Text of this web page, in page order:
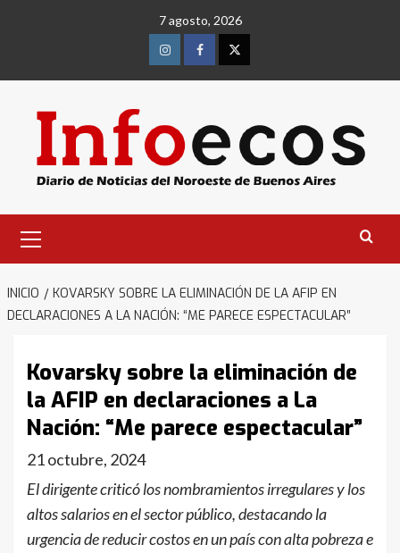
7 agosto, 2026
InstagramFacebookTwitter
primario
INICIO
KOVARSKY SOBRE LA ELIMINACIÓN DE LA AFIP EN
DECLARACIONES A LA NACIÓN: “ME PARECE ESPECTACULAR”
Kovarsky sobre la eliminación de
la AFIP en declaraciones a La
Nación: “Me parece espectacular”
21 octubre, 2024
El dirigente criticó los nombramientos irregulares y los
altos salarios en el sector público, destacando la
urgencia de reducir costos en un país con alta pobreza e